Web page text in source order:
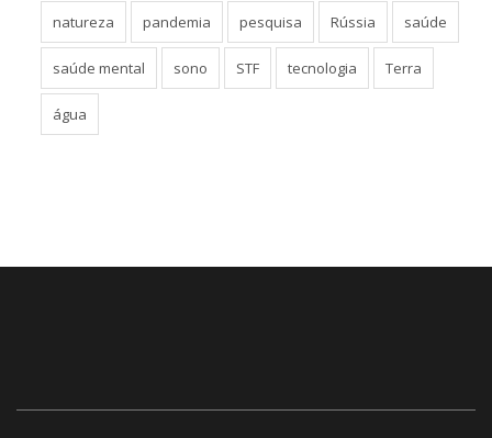
natureza pandemia pesquisa Rússia saúde
saúde mental sono STF tecnologia Terra
água